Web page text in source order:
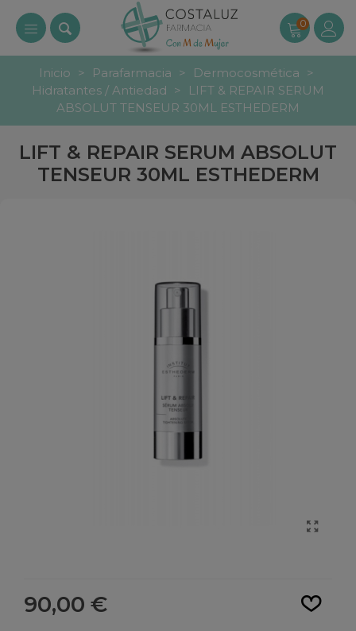
0
Inicio > Parafarmacia > Dermocosmética >
Hidratantes / Antiedad >
LIFT & REPAIR SERUM
ABSOLUT TENSEUR 30ML ESTHEDERM
LIFT & REPAIR SERUM ABSOLUT
TENSEUR 30ML ESTHEDERM
90,00 €